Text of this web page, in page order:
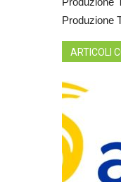
Produzione
ARTICOLI